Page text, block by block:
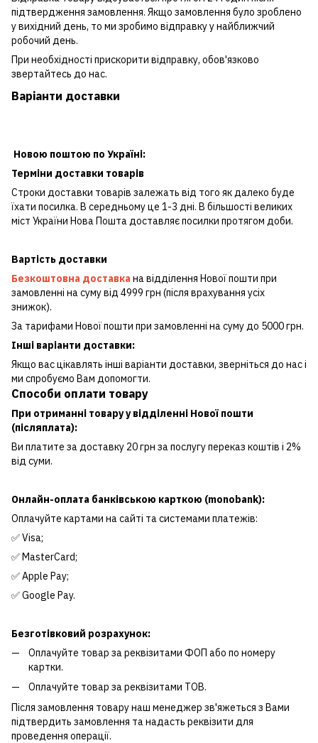
підтвердження замовлення. Якщо замовлення було зроблено
у вихідний день, то ми зробимо відправку у найближчий
робочий день.
При необхідності прискорити відправку, обов'язково
звертайтесь до нас.
Варіанти доставки
Новою поштою по Україні:
Терміни доставки товарів
Строки доставки товарів залежать від того як далеко буде
їхати посилка. В середньому це 1-3 дні. В більшості великих
міст України Нова Пошта доставляє посилки протягом доби.
Вартість доставки
Безкоштовна доставка на відділення Нової пошти при
замовленні на суму від 4999 грн (після врахування усіх
знижок).
За тарифами Нової пошти при замовленні на суму до 5000 грн.
Інші варіанти доставки:
Якщо вас цікавлять інші варіанти доставки, зверніться до нас і
ми спробуємо Вам допомогти.
Способи оплати товару
При отриманні товару у відділенні Нової пошти
(післяплата):
Ви платите за доставку 20 грн за послугу переказ коштів і 2%
від суми.
Онлайн-оплата банківською карткою (monobank):
Оплачуйте картами на сайті та системами платежів:
✅ Visa;
✅ MasterCard;
✅ Apple Pay;
✅ Google Pay.
Безготівковий розрахунок:
Оплачуйте товар за реквізитами ФОП або по номеру
картки.
Оплачуйте товар за реквізитами ТОВ.
Після замовлення товару наш менеджер зв'яжеться з Вами
підтвердить замовлення та надасть реквізити для
проведення операції.